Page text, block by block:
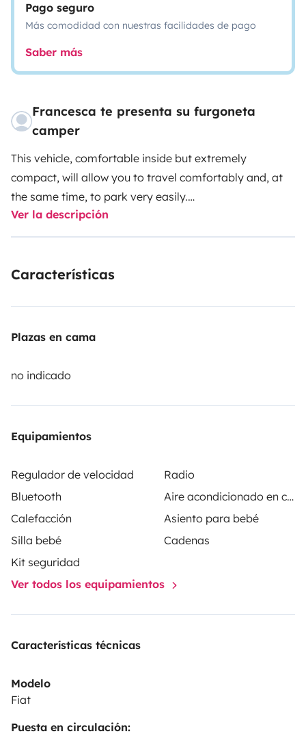
Pago seguro
Más comodidad con nuestras facilidades de pago
Saber más
Francesca te presenta su furgoneta
camper
This vehicle, comfortable inside but extremely
compact, will allow you to travel comfortably and, at
the same time, to park very easily.
🛏Possibility to rent it with 9 seats or with 6 seats and 2
Ver la descripción
Características
Plazas en cama
no indicado
Equipamientos
Regulador de velocidad
Radio
Bluetooth
Aire acondicionado en cabina
Calefacción
Asiento para bebé
Silla bebé
Cadenas
Kit seguridad
Ver todos los equipamientos
Características técnicas
Modelo
Fiat
Puesta en circulación: